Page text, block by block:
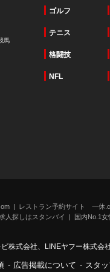
馬
ゴルフ
テニス
格闘技
NFL
レストラン予約サイト 一休
人探しはスタンバイ
国内No.1女
株式会社、LINEヤフー株式会
- 広告掲載について - スタ